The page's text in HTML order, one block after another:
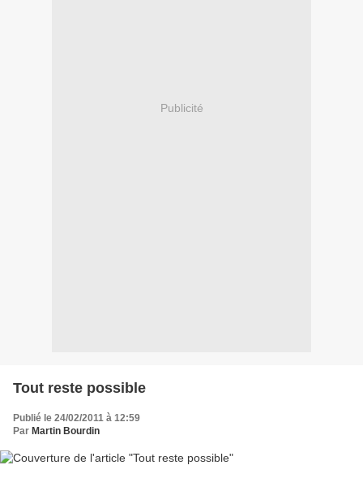
Publicité
Tout reste possible
Publié le 24/02/2011 à 12:59
Par Martin Bourdin